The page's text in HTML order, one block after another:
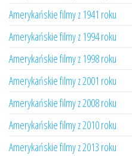
Amerykańskie filmy z 1941 roku
Amerykańskie filmy z 1994 roku
Amerykańskie filmy z 1998 roku
Amerykańskie filmy z 2001 roku
Amerykańskie filmy z 2008 roku
Amerykańskie filmy z 2010 roku
Amerykańskie filmy z 2013 roku